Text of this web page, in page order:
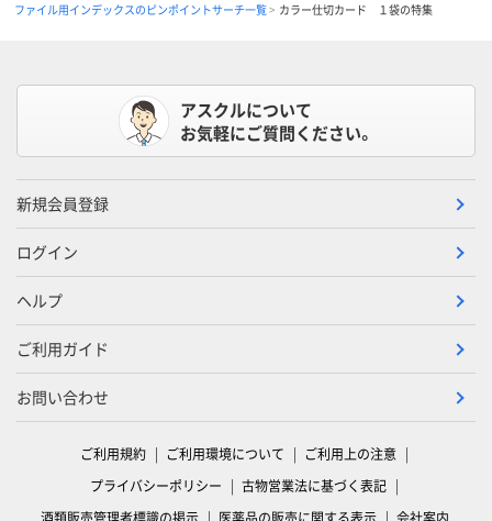
ファイル用インデックスのピンポイントサーチ一覧
カラー仕切カード １袋の特集
アスクルについて
お気軽にご質問ください。
新規会員登録
ログイン
ヘルプ
ご利用ガイド
お問い合わせ
ご利用規約 ご利用環境について
ご利用上の注意
プライバシーポリシー
古物営業法に基づく表記
酒類販売管理者標識の掲示
医薬品の販売に関する表示 会社案内